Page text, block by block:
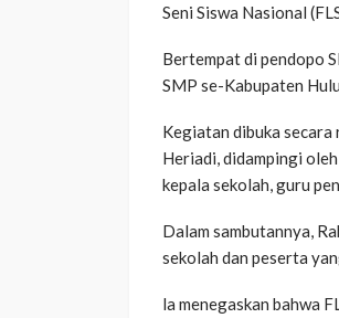
Seni Siswa Nasional
Bertempat di pendopo
SMP se-Kabupaten
Kegiatan dibuka secara
Heriadi, didampingi
kepala sekolah, guru
Dalam sambutannya,
sekolah dan peserta
la menegaskan bahwa